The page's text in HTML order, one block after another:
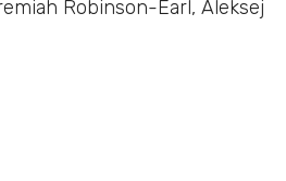
Robinson-Earl, Aleksej